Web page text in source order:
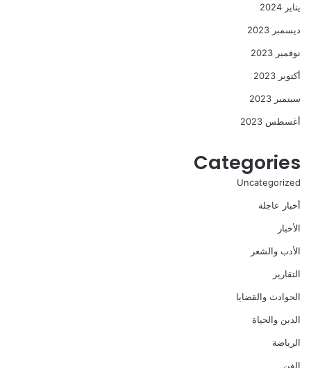
يناير 2024
ديسمبر 2023
نوفمبر 2023
أكتوبر 2023
سبتمبر 2023
أغسطس 2023
Categories
Uncategorized
أخبار عاجلة
الأخبار
الأدب والشعر
التقارير
الحوادث والقضايا
الدين والحياة
الرياضة
الفن